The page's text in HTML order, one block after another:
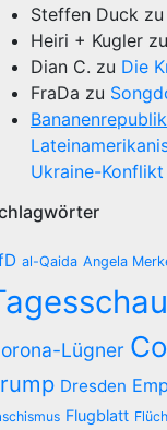
Steffen Duck zu
Heiri + Kugler zu
Dian C. zu Die
FraDa zu
Ukraine-Konflikt
al-Qaida Angela
Lügner
Dresden
Flugblatt